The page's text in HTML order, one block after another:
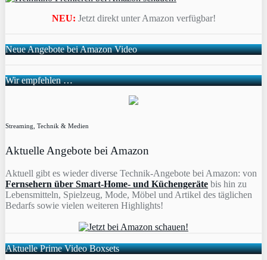
NEU: Jetzt direkt unter Amazon verfügbar!
Neue Angebote bei Amazon Video
Wir empfehlen …
Streaming, Technik & Medien
Aktuelle Angebote bei Amazon
Aktuell gibt es wieder diverse Technik-Angebote bei Amazon: von
Fernsehern über Smart-Home- und Küchengeräte bis hin zu
Lebensmitteln, Spielzeug, Mode, Möbel und Artikel des täglichen
Bedarfs sowie vielen weiteren Highlights!
Aktuelle Prime Video Boxsets